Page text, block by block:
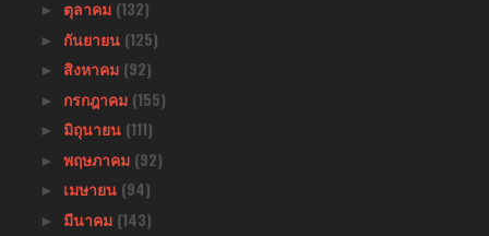
► ตุลาคม (132)
► กันยายน (125)
► สิงหาคม (92)
► กรกฎาคม (155)
► มิถุนายน (111)
► พฤษภาคม (92)
► เมษายน (94)
► มีนาคม (143)